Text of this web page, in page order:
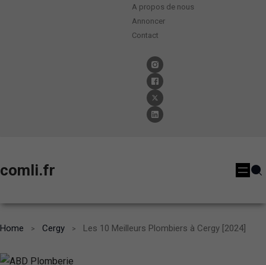
A propos de nous
Annoncer
Contact
comli.fr
Home Cergy Les 10 Meilleurs Plombiers à Cergy [2024]